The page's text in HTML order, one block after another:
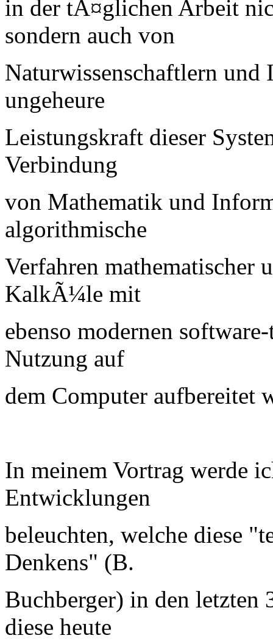
in der tÃ¤glichen Arbeit
sondern auch von
Naturwissenschaftlern und
ungeheure
Leistungskraft dieser
Verbindung
von Mathematik und
algorithmische
Verfahren mathematischer
KalkÃ¼le mit
ebenso modernen
Nutzung auf
dem Computer aufbereitet
In meinem Vortrag werde
Entwicklungen
beleuchten, welche diese
Denkens" (B.
Buchberger) in den letzten
diese heute